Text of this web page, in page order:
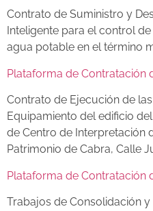
Contrato de Suministro y
Inteligente para el control
agua potable en el término
Plataforma de Contratación
Contrato de Ejecución de
Equipamiento del edificio
de Centro de Interpretación
Patrimonio de Cabra, Calle
Plataforma de Contratación
Trabajos de Consolidación